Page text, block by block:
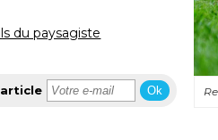
du paysagiste
Ok